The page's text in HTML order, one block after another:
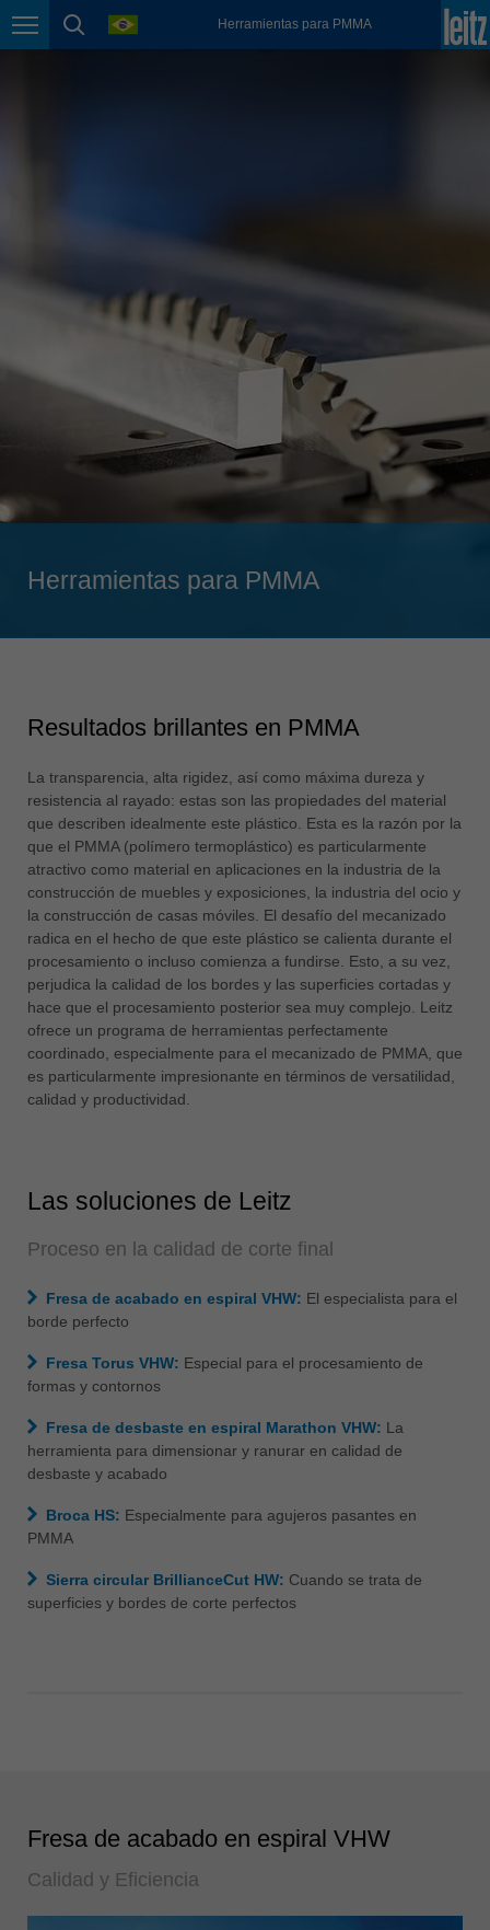
Page navigation
page search
language Herramientas para PMMA
México
Polska
Portugal
português
România
Schweiz
deutsch français
Slovenija
Suomi
english
Türkiye
türkçe
USA
Việt Nam
tiếng việt
中国
中文
ประเทศไทย
ไทย
Україна
Herramientas para PMMA
Resultados brillantes en PMMA
La transparencia, alta rigidez, así como máxima dureza y
resistencia al rayado: estas son las propiedades del material
que describen idealmente este plástico. Esta es la razón por la
que el PMMA (polímero termoplástico) es particularmente
atractivo como material en aplicaciones en la industria de la
construcción de muebles y exposiciones, la industria del ocio y
la construcción de casas móviles. El desafío del mecanizado
radica en el hecho de que este plástico se calienta durante el
procesamiento o incluso comienza a fundirse. Esto, a su vez,
perjudica la calidad de los bordes y las superficies cortadas y
hace que el procesamiento posterior sea muy complejo. Leitz
ofrece un programa de herramientas perfectamente
coordinado, especialmente para el mecanizado de PMMA, que
es particularmente impresionante en términos de versatilidad,
calidad y productividad.
Las soluciones de Leitz
Proceso en la calidad de corte final
Fresa de acabado en espiral VHW: El especialista para el
borde perfecto
Fresa Torus VHW: Especial para el procesamiento de
formas y contornos
Fresa de desbaste en espiral Marathon VHW: La
herramienta para dimensionar y ranurar en calidad de
desbaste y acabado
Broca HS: Especialmente para agujeros pasantes en
PMMA
Sierra circular BrillianceCut HW: Cuando se trata de
superficies y bordes de corte perfectos
Fresa de acabado en espiral VHW
Calidad y Eficiencia